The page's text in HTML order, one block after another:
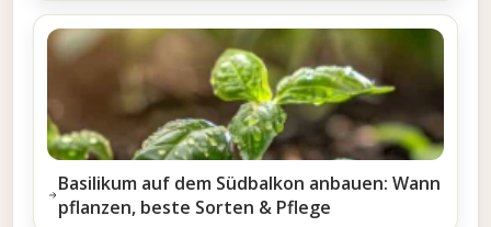
Basilikum auf dem Südbalkon anbauen: Wann
pflanzen, beste Sorten & Pflege